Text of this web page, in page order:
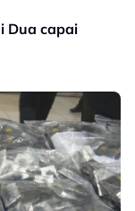
Dua capai